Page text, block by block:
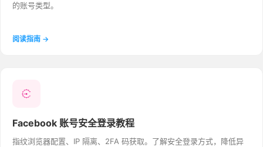
的账号类型。
阅读指南 →
Facebook 账号安全登录教程
指纹浏览器配置、IP 隔离、2FA 码获取。了解安全登录方式，降低异